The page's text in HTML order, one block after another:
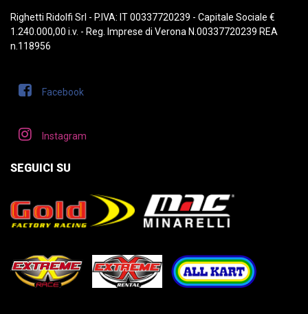
Righetti Ridolfi Srl - P.IVA: IT 00337720239 - Capitale Sociale €
1.240.000,00 i.v. - Reg. Imprese di Verona N.00337720239 REA
n.118956
Facebook
Instagram
SEGUICI SU